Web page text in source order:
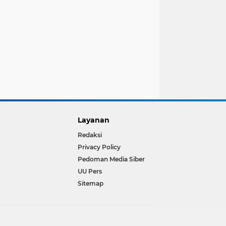
Layanan
Redaksi
Privacy Policy
Pedoman Media Siber
UU Pers
Sitemap